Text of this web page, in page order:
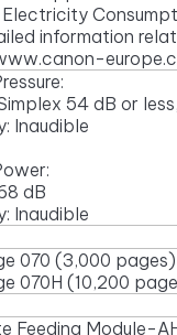
information
54 dB or
Inaudible
dB
Inaudible
070 (3,000 pages)
070H (10,200
Feeding Module-